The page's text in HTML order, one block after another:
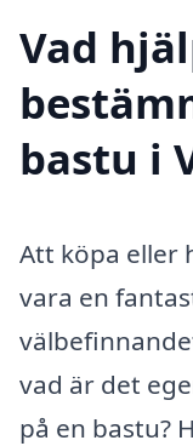
Vad
bastu i
Att köpa eller
vara en
vad är det
på en bastu?